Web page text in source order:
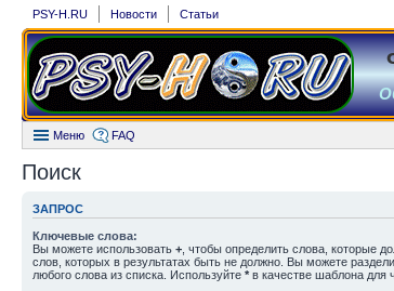
PSY-H.RU Новости Статьи
Меню FAQ
Поиск
ЗАПРОС
Ключевые слова:
Вы можете использовать + , чтобы определить слова, которые
слов, которых в результатах быть не должно. Вы можете
любого слова из списка. Используйте * в качестве шаблона для